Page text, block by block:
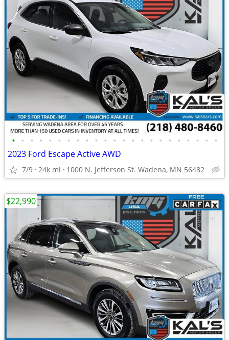
• • • • • • • • • • • • • • • • • • • • • • •
2023 Ford Escape Active AWD
7/9 24k mi 1000 N. Jefferson St. Wadena, MN 56482
$22,990